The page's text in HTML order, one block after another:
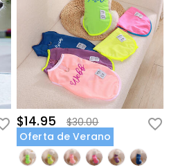
$14.95
$30.00
Oferta de Verano